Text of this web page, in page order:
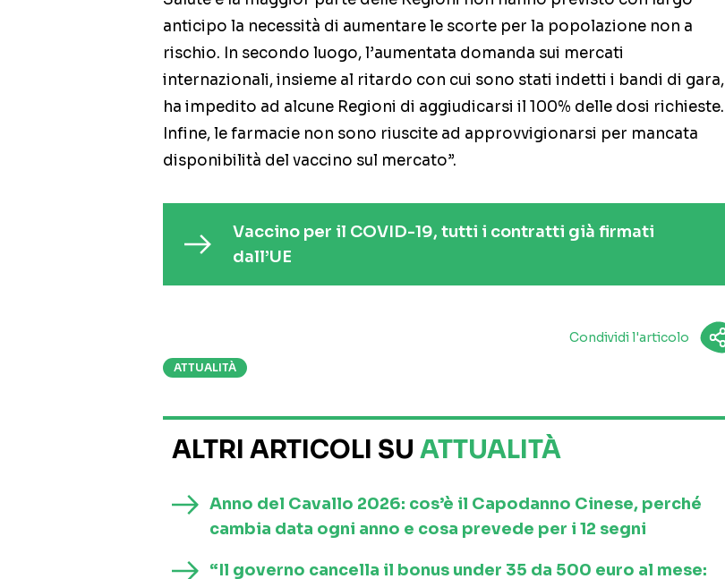
anticipo la necessità di aumentare le scorte per la popolazione non a
rischio. In secondo luogo, l’aumentata domanda sui mercati
internazionali, insieme al ritardo con cui sono stati indetti i bandi di gara,
ha impedito ad alcune Regioni di aggiudicarsi il 100% delle dosi richieste.
Infine, le farmacie non sono riuscite ad approvvigionarsi per mancata
disponibilità del vaccino sul mercato”.
Vaccino per il COVID-19, tutti i contratti già firmati
dall’UE
Condividi l'articolo
ATTUALITÀ
ALTRI ARTICOLI SU ATTUALITÀ
Anno del Cavallo 2026: cos’è il Capodanno Cinese, perché
cambia data ogni anno e cosa prevede per i 12 segni
“Il governo cancella il bonus under 35 da 500 euro al mese: